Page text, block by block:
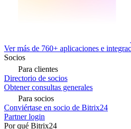
Ver más de 760+ aplicaciones e
Socios
Para clientes
Directorio de socios
Obtener consultas generales
Para socios
Conviértase en socio de Bitrix24
Partner login
Por qué Bitrix24